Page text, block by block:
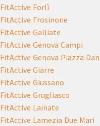
FitActive Forlì
FitActive Frosinone
FitActive Galliate
FitActive Genova Campi
FitActive Genova Piazza
FitActive Giarre
FitActive Giussano
FitActive Grugliasco
FitActive Lainate
FitActive Lamezia Due Mari